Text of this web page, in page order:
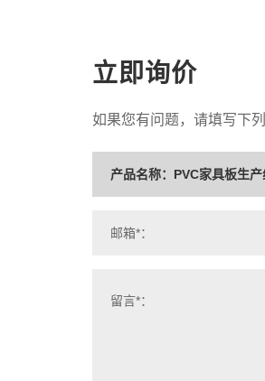
立即询价
如果您有问题，请填写下